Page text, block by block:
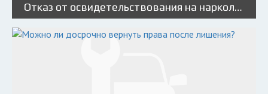
Отказ от освидетельствования на наркологическое опьянение